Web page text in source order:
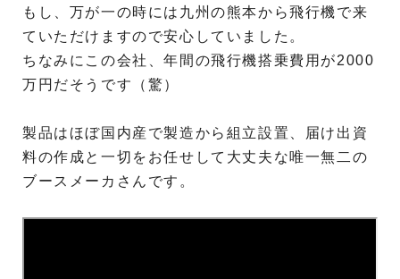
もし、万が一の時には九州の熊本から飛行機で来
ていただけますので安心していました。
ちなみにこの会社、年間の飛行機搭乗費用が2000
万円だそうです（驚）
製品はほぼ国内産で製造から組立設置、届け出資
料の作成と一切をお任せして大丈夫な唯一無二の
ブースメーカさんです。